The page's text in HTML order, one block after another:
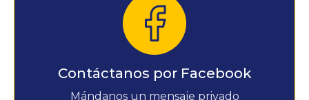
Contáctanos por Facebook
Mándanos un mensaje privado